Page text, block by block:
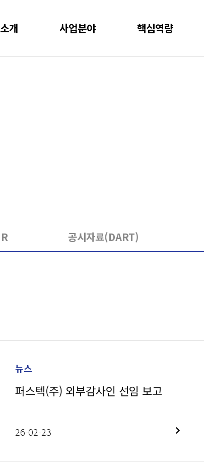
개 사업분야 핵심역량
공시자료(DART)
뉴스
퍼스텍(주) 외부감사인 선임 보고
26-02-23